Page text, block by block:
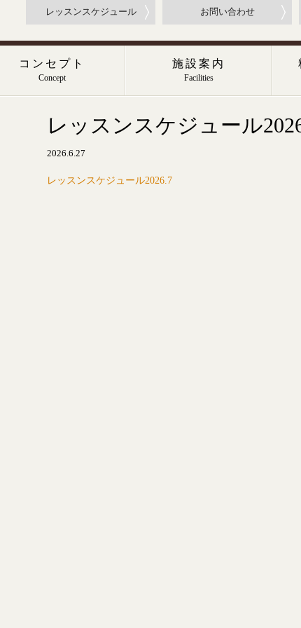
レッスンスケジュール お問い合わせ
コンセプト
Concept
施設案内
Facilities
レッスンスケジュール
2026.6.27
レッスンスケジュール2026.7